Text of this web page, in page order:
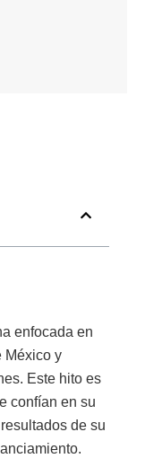
enfocada en
México y
Este hito es
confían en su
de su